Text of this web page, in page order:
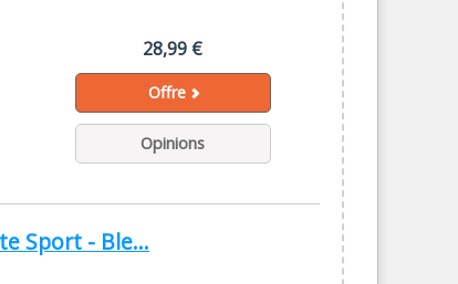
28,99 €
Offre
Opinions
Sport - Ble...